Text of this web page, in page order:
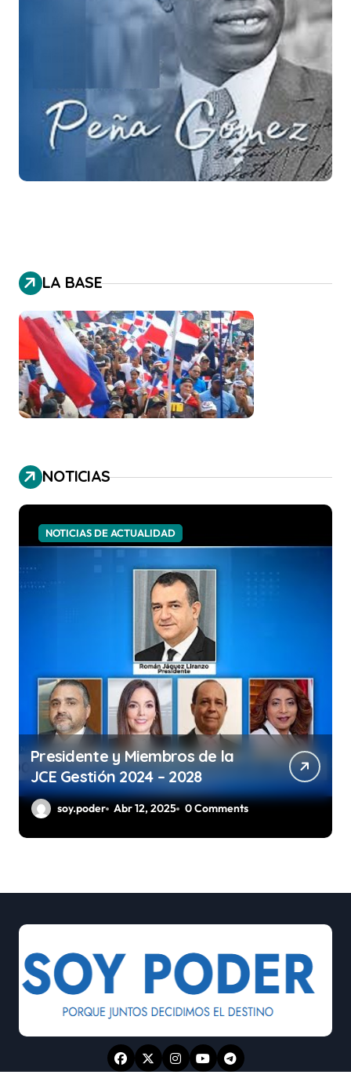
LA BASE
NOTICIAS
NOTICIAS DE ACTUALIDAD
Presidente y Miembros de la
JCE Gestión 2024 – 2028
soy.poder Abr 12, 2025 0 Comments